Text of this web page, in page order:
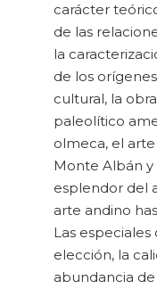
carácter
de las
la
de los
cultural, la
paleolítico
olmeca, el
Monte Albán
esplendor del
arte andino
Las especiales
elección, la
abundancia